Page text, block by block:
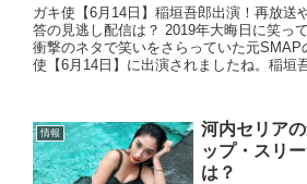
ガキ使【6月14日】稲垣吾郎出演！再放送
答の見逃し配信は？ 2019年大晦日に笑っ
衝撃のネタで笑いをさらっていた元SMAP
使【6月14日】に出演されましたね。稲垣
情報
河内セリア
ップ・スリ
は？